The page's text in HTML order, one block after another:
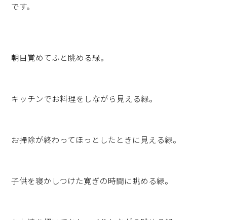
です。
朝目覚めてふと眺める緑。
キッチンでお料理をしながら見える緑。
お掃除が終わってほっとしたときに見える緑。
子供を寝かしつけた寛ぎの時間に眺める緑。